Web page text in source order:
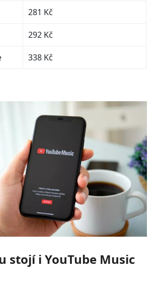
281 Kč
292 Kč
338 Kč
stojí i YouTube Music